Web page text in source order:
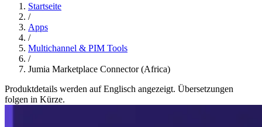
Startseite
/
Apps
/
Multichannel & PIM Tools
/
Jumia Marketplace Connector (Africa)
Produktdetails werden auf Englisch angezeigt. Übersetzungen
folgen in Kürze.